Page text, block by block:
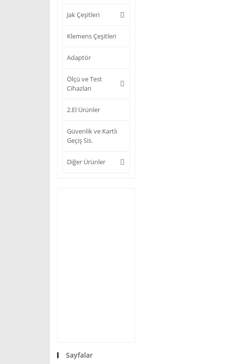
Jak Çeşitleri
Klemens Çeşitleri
Adaptör
Ölçü ve Test
Cihazları
2.El Ürünler
Güvenlik ve Kartlı
Geçiş Sis.
Diğer Ürünler
Sayfalar